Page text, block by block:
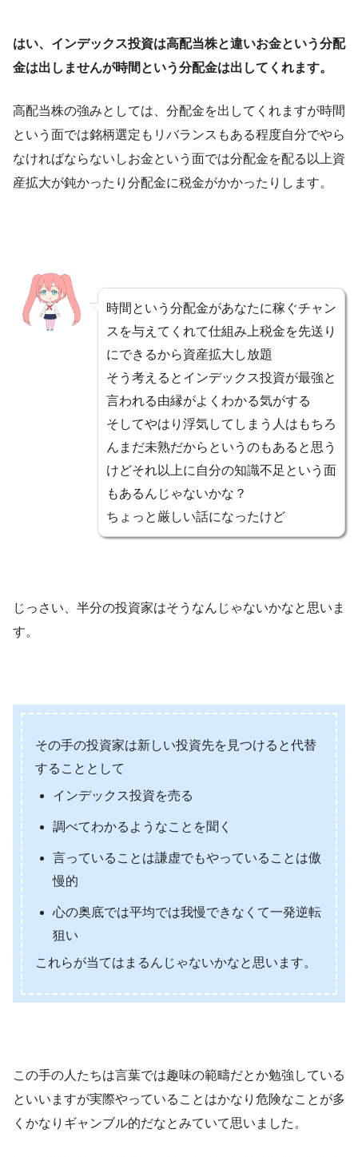
はい、インデックス投資は高配当株と違いお金という分配
金は出しませんが時間という分配金は出してくれます。
高配当株の強みとしては、分配金を出してくれますが時間
という面では銘柄選定もリバランスもある程度自分でやら
なければならないしお金という面では分配金を配る以上資
産拡大が鈍かったり分配金に税金がかかったりします。
時間という分配金があなたに稼ぐチャン
スを与えてくれて仕組み上税金を先送り
にできるから資産拡大し放題
そう考えるとインデックス投資が最強と
言われる由縁がよくわかる気がする
そしてやはり浮気してしまう人はもちろ
んまだ未熟だからというのもあると思う
けどそれ以上に自分の知識不足という面
もあるんじゃないかな？
ちょっと厳しい話になったけど
じっさい、半分の投資家はそうなんじゃないかなと思いま
す。
その手の投資家は新しい投資先を見つけると代替
することとして
インデックス投資を売る
調べてわかるようなことを聞く
言っていることは謙虚でもやっていることは傲
慢的
心の奥底では平均では我慢できなくて一発逆転
狙い
これらが当てはまるんじゃないかなと思います。
この手の人たちは言葉では趣味の範疇だとか勉強している
といいますが実際やっていることはかなり危険なことが多
くかなりギャンブル的だなとみていて思いました。